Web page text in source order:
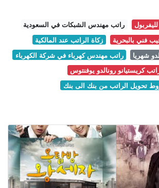
راتب مهندس الشبكات في السعودية
زكاة الراتب عند المالكية
فني بالبحرية
راتب مهندس كهرباء في شركة الكهرباء
شهريا
كريستيانو رونالدو يوفنتوس
تحويل الراتب من بنك الى بنك